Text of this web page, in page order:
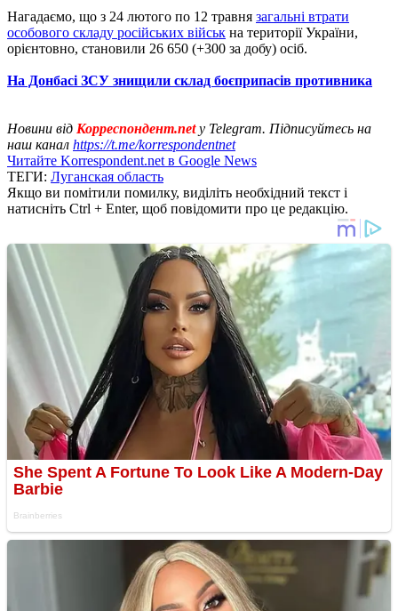
Нагадаємо, що з 24 лютого по 12 травня загальні втрати
особового складу російських військ на території України,
орієнтовно, становили 26 650 (+300 за добу) осіб.
На Донбасі ЗСУ знищили склад боєприпасів противника
Новини від Корреспондент.netу Telegram. Підписуйтесь на
наш канал https://t.me/korrespondentnet
Читайте Korrespondent.net в Google News
ТЕГИ: Луганская область
Якщо ви помітили помилку, виділіть необхідний текст і
натисніть Ctrl + Enter, щоб повідомити про це редакцію.